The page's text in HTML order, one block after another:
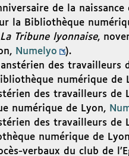
de la naissance
la Bibliothèque
La Tribune lyonnaise,
Numelyo
).
des travailleurs
numérique de
des travailleurs de
numérique de Lyon,
des travailleurs de
numérique de
verbaux du club de